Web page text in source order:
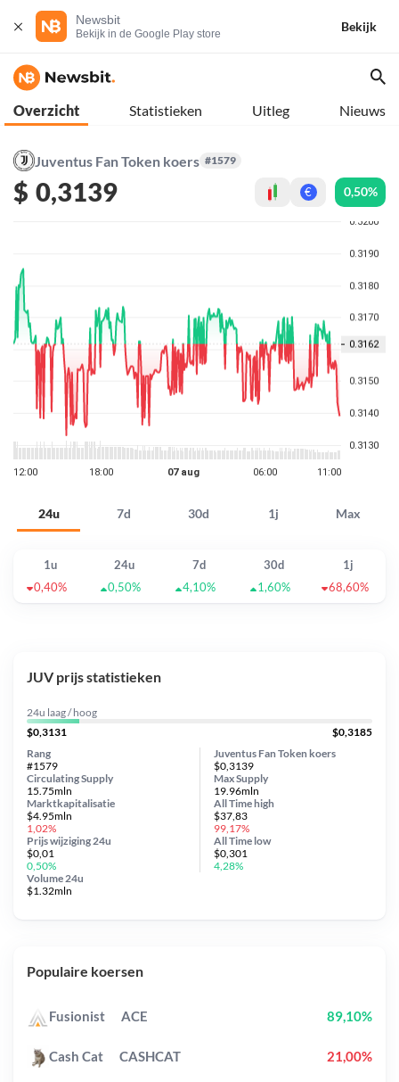
Newsbit
Bekijk in de Google Play store
Bekijk
Overzicht Statistieken Uitleg Nieuws
Juventus Fan Token koers #1579
$ 0,3139 € 0,50%
24u 7d 30d 1j Max
1u 24u 7d 30d
1j
0,40%
0,50% 4,10% 1,60% 68,60%
JUV prijs statistieken
24u laag / hoog
$0,3131
$0,3185
Juventus Fan Token koers
$0,3139
Circulating Supply
15.75mln
Prijs wijziging 24u
$0,01
0,50%
Max Supply
19.96mln
Marktkapitalisatie
$4.95mln
1,02%
Volume 24u
$1.32mln
Rang
#1579
All Timehigh
$37,83
99,17%
All Time low
$0,301
4,28%
Populaire koersen
Fusionist ACE 89,10%
Cash Cat CASHCAT 21,00%